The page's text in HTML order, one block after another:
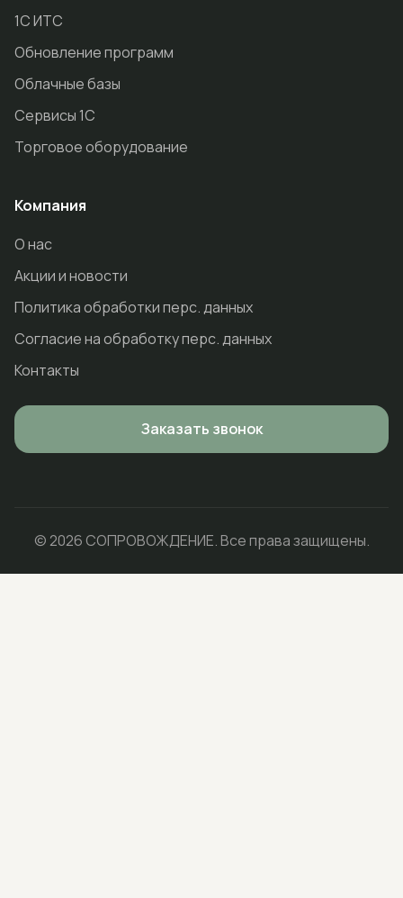
1С ИТС
Обновление программ
Облачные базы
Сервисы 1С
Торговое оборудование
Компания
О нас
Акции и новости
Политика обработки перс. данных
Согласие на обработку перс. данных
Контакты
Заказать звонок
© 2026 СОПРОВОЖДЕНИЕ. Все права защищены.